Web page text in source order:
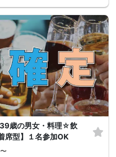
歳の男女・料理☆飲
席型】１名参加OK